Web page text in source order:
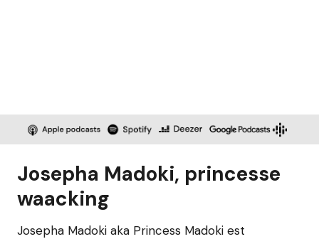
Josepha Madoki, princesse
waacking
Josepha Madoki aka Princess Madoki est